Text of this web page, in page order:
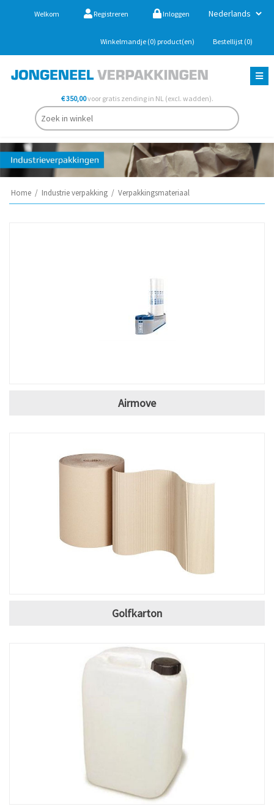
Welkom Registreren Inloggen
Winkelmandje (0) product(en) Bestellijst (0)
€ 350,00voor gratis zending in NL (excl. wadden).
Home / Industrie verpakking / Verpakkingsmateriaal
Airmove
Golfkarton